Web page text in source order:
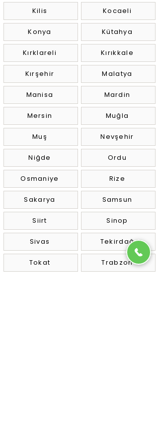
Kilis
Konya
Kırklareli
Kırşehir
Manisa
Mersin
Muş
Niğde
Osmaniye
Sakarya
Siirt
Sivas
Tokat
Kocaeli
Kütahya
Kırıkkale
Malatya
Mardin
Muğla
Nevşehir
Ordu
Rize
Samsun
Sinop
Tekirdağ
Trabzon